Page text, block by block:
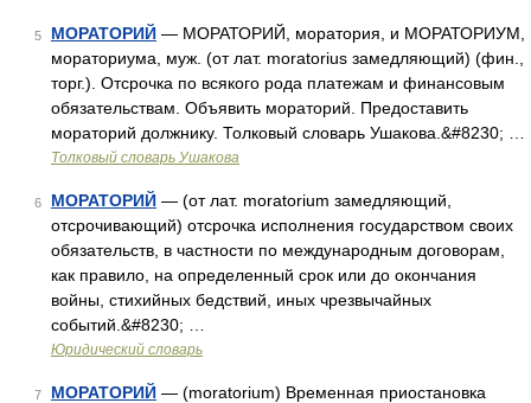
5 МОРАТОРИЙ — МОРАТОРИЙ, моратория, и МОРАТОРИУМ,
мораториума, муж. (от лат. moratorius замедляющий) (фин.,
торг.). Отсрочка по всякого рода платежам и финансовым
обязательствам. Объявить мораторий. Предоставить
мораторий должнику. Толковый словарь Ушакова.&#8230; …
Толковый словарь Ушакова
6 МОРАТОРИЙ — (от лат. moratorium замедляющий,
отсрочивающий) отсрочка исполнения государством своих
обязательств, в частности по международным договорам,
как правило, на определенный срок или до окончания
войны, стихийных бедствий, иных чрезвычайных
событий.&#8230; …
Юридический словарь
7 МОРАТОРИЙ — (moratorium) Временная приостановка